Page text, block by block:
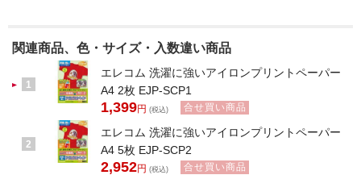
関連商品、色・サイズ・入数違い商品
1
エレコム 洗濯に強いアイロンプリントペーパー
A4 2枚 EJP-SCP1
1,399円 (税込) 合せ買い商品
2
エレコム 洗濯に強いアイロンプリントペーパー
A4 5枚 EJP-SCP2
2,952円 (税込) 合せ買い商品